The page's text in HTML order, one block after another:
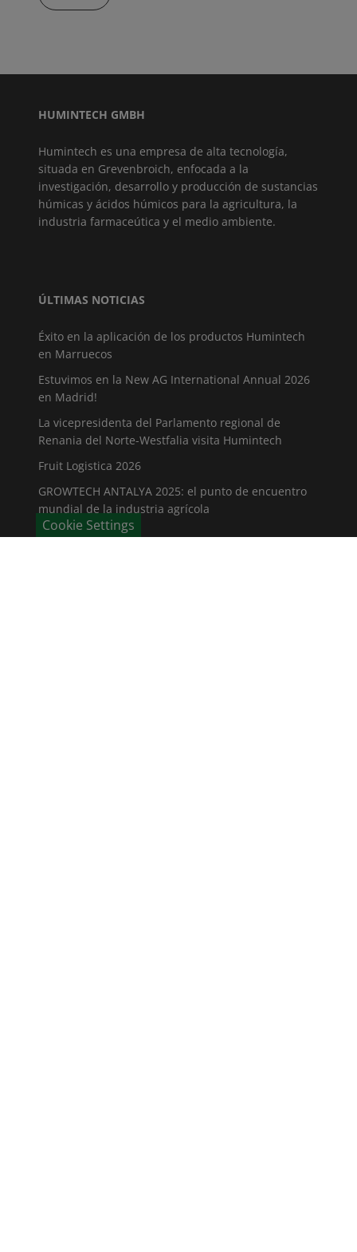
HUMINTECH GMBH
Humintech es una empresa de alta tecnología,
situada en Grevenbroich, enfocada a la
investigación, desarrollo y producción de sustancias
húmicas y ácidos húmicos para la agricultura, la
industria farmaceútica y el medio ambiente.
ÚLTIMAS NOTICIAS
Éxito en la aplicación de los productos Humintech
en Marruecos
Estuvimos en la New AG International Annual 2026
en Madrid!
La vicepresidenta del Parlamento regional de
Renania del Norte-Westfalia visita Humintech
Fruit Logistica 2026
GROWTECH ANTALYA 2025: el punto de encuentro
mundial de la industria agrícola
Cookie Settings